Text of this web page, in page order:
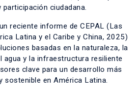
ciudadana.
reciente informe de CEPAL (Las
Latina y el Caribe y China, 2025)
basadas en la naturaleza, la
agua y la infraestructura resiliente
clave para un desarrollo más
sostenible en América Latina.